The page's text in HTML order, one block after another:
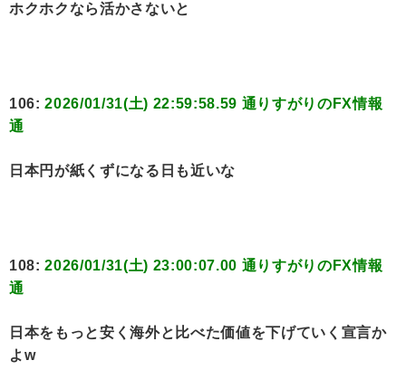
ホクホクなら活かさないと
106:2026/01/31(土) 22:59:58.59 通りすがりのFX情報
通
日本円が紙くずになる日も近いな
108:2026/01/31(土) 23:00:07.00 通りすがりのFX情報
通
日本をもっと安く海外と比べた価値を下げていく宣言か
よw